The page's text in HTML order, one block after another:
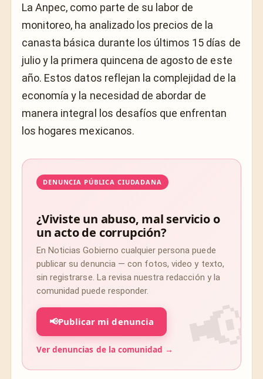
La Anpec, como parte de su labor de
monitoreo, ha analizado los precios de la
canasta básica durante los últimos 15 días de
julio y la primera quincena de agosto de este
año. Estos datos reflejan la complejidad de la
economía y la necesidad de abordar de
manera integral los desafíos que enfrentan
los hogares mexicanos.
DENUNCIA PÚBLICA CIUDADANA
¿Viviste un abuso, mal servicio o
un acto de corrupción?
En Noticias Gobierno cualquier persona puede
publicar su denuncia — con fotos, video y texto,
sin registrarse. La revisa nuestra redacción y la
comunidad puede responder.
📢Publicar mi denuncia
Ver denuncias de la comunidad →